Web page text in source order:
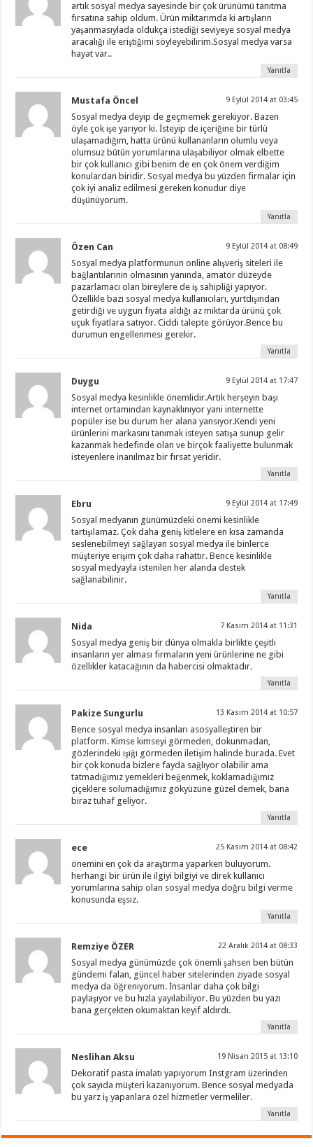
artık sosyal medya sayesinde bir çok ürünümü tanıtma
fırsatına sahip oldum. Ürün miktarımda ki artışların
yaşanmasıylada oldukça istediği seviyeye sosyal medya
aracalığı ile eriştiğimi söyleyebilirim.Sosyal medya varsa
hayat var..
Yanıtla
Mustafa Öncel 9 Eylül 2014 at 03:45
Sosyal medya deyip de geçmemek gerekiyor. Bazen
öyle çok işe yarıyor ki. İsteyip de içeriğine bir türlü
ulaşamadığım, hatta ürünü kullananların olumlu veya
olumsuz bütün yorumlarına ulaşabiliyor olmak elbette
bir çok kullanıcı gibi benim de en çok önem verdiğim
konulardan biridir. Sosyal medya bu yüzden firmalar için
çok iyi analiz edilmesi gereken konudur diye
düşünüyorum.
Yanıtla
Özen Can 9 Eylül 2014 at 08:49
Sosyal medya platformunun online alışveriş siteleri ile
bağlantılarının olmasının yanında, amatör düzeyde
pazarlamacı olan bireylere de iş sahipliği yapıyor.
Özellikle bazı sosyal medya kullanıcıları, yurtdışından
getirdiği ve uygun fiyata aldığı az miktarda ürünü çok
uçuk fiyatlara satıyor. Ciddi talepte görüyor.Bence bu
durumun engellenmesi gerekir.
Yanıtla
Duygu 9 Eylül 2014 at 17:47
Sosyal medya kesinlikle önemlidir.Artık herşeyin başı
internet ortamından kaynaklınıyor yani internette
popüler ise bu durum her alana yansıyor.Kendi yeni
ürünlerini markasını tanımak isteyen satışa sunup gelir
kazanmak hedefinde olan ve birçok faaliyette bulunmak
isteyenlere inanılmaz bir fırsat yeridir.
Yanıtla
Ebru 9 Eylül 2014 at 17:49
Sosyal medyanın günümüzdeki önemi kesinlikle
tartışılamaz. Çok daha geniş kitlelere en kısa zamanda
seslenebilmeyi sağlayan sosyal medya ile binlerce
müşteriye erişim çok daha rahattır. Bence kesinlikle
sosyal medyayla istenilen her alanda destek
sağlanabilinir.
Yanıtla
Nida 7 Kasım 2014 at 11:31
Sosyal medya geniş bir dünya olmakla birlikte çeşitli
insanların yer alması firmaların yeni ürünlerine ne gibi
özellikler katacağının da habercisi olmaktadır.
Yanıtla
Pakize Sungurlu 13 Kasım 2014 at 10:57
Bence sosyal medya insanları asosyalleştiren bir
platform. Kimse kimseyi görmeden, dokunmadan,
gözlerindeki ışığı görmeden iletişim halinde burada. Evet
bir çok konuda bizlere fayda sağlıyor olabilir ama
tatmadığımız yemekleri beğenmek, koklamadığımız
çiçeklere solumadığımız gökyüzüne güzel demek, bana
biraz tuhaf geliyor.
Yanıtla
ece 25 Kasım 2014 at 08:42
önemini en çok da araştırma yaparken buluyorum.
herhangi bir ürün ile ilgiyi bilgiyi ve direk kullanıcı
yorumlarına sahip olan sosyal medya doğru bilgi verme
konusunda eşsiz.
Yanıtla
Remziye ÖZER 22 Aralık 2014 at 08:33
Sosyal medya günümüzde çok önemli şahsen ben bütün
gündemi falan, güncel haber sitelerinden ziyade sosyal
medya da öğreniyorum. İnsanlar daha çok bilgi
paylaşıyor ve bu hızla yayılabiliyor. Bu yüzden bu yazı
bana gerçekten okumaktan keyif aldırdı.
Yanıtla
Neslihan Aksu 19 Nisan 2015 at 13:10
Dekoratif pasta imalatı yapıyorum Instgram üzerinden
çok sayıda müşteri kazanıyorum. Bence sosyal medyada
bu yarz iş yapanlara özel hizmetler vermeliler.
Yanıtla